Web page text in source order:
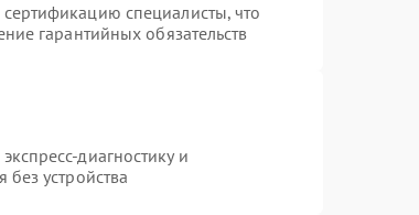
специалисты, что
гарантийных обязательств
диагностику и
устройства